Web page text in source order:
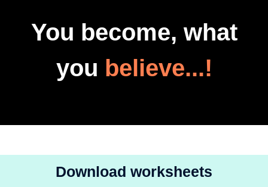
You become, what
you believe...!
Download worksheets